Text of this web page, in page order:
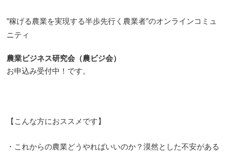
”稼げる農業を実現する半歩先行く農業者”のオンラインコミュ
ニティ
農業ビジネス研究会（農ビジ会）
お申込み受付中！です。
【こんな方におススメです】
・これからの農業どうやればいいのか？漠然とした不安がある